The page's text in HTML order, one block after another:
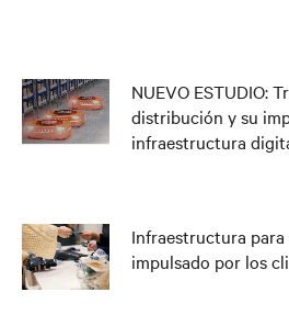
NUEVO ESTUDIO:
distribución y su
infraestructura
Infraestructura
impulsado por los